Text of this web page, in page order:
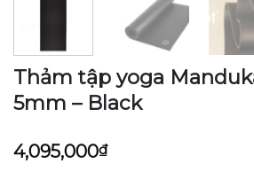
Thảm tập yoga
5mm – Black
4,095,000₫